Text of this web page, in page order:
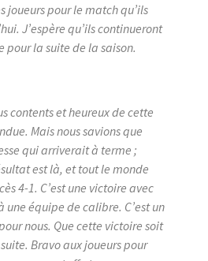
joueurs pour le match qu’ils
J’espère qu’ils continueront
pour la suite de la saison.
contents et heureux de cette
Mais nous savions que
qui arriverait à terme ;
est là, et tout le monde
4-1. C’est une victoire avec
équipe de calibre. C’est un
nous. Que cette victoire soit
Bravo aux joueurs pour